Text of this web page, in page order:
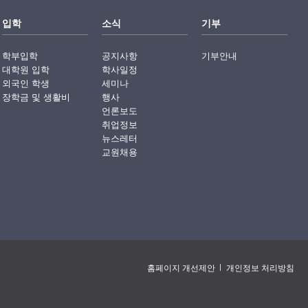
입학
학부입학
대학원 입학
외국인 학생
장학금 및 생활비
소식
공지사항
학사일정
세미나
행사
언론보도
취업정보
뉴스레터
교원채용
기부
기부안내
홈페이지 개선제안 개인정보 처리방침